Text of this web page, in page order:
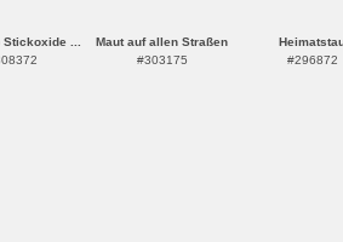
...
Maut auf allen Straßen
#303175
#296872